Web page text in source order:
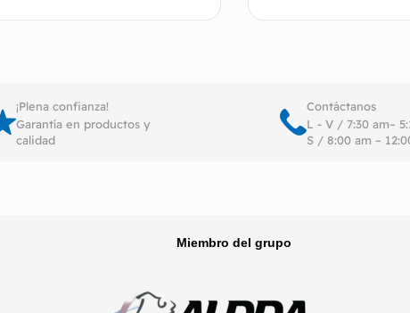
¡Plena confianza!
Garantía en productos y
calidad
Contáctanos
L - V / 7:30 am–
S / 8:00 am –
Miembro del grupo